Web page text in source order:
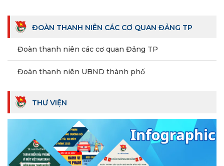
ĐOÀN THANH NIÊN CÁC CƠ QUAN ĐẢNG TP
Đoàn thanh niên các cơ quan Đảng TP
Đoàn thanh niên UBND thành phố
THƯ VIỆN